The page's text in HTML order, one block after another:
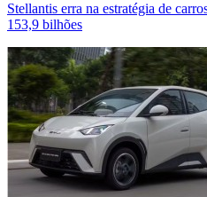
Stellantis erra na estratégia de
153,9 bilhões